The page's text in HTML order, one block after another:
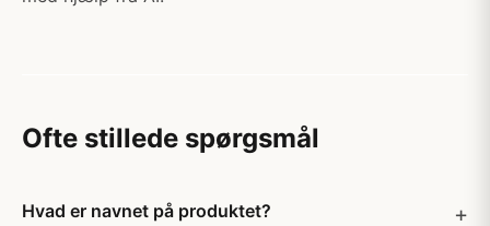
Ofte stillede spørgsmål
Hvad er navnet på produktet?